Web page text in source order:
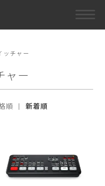
ッチャー
ャー
順 | 新着順